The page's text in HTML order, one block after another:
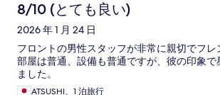
8/10 (とても良い)
2026 年 1 月 24 日
フロントの男性スタッフが非常に親切でフレ
部屋は普通、設備も普通ですが、彼の印象で
ました。
ATSUSHI、1 泊旅行